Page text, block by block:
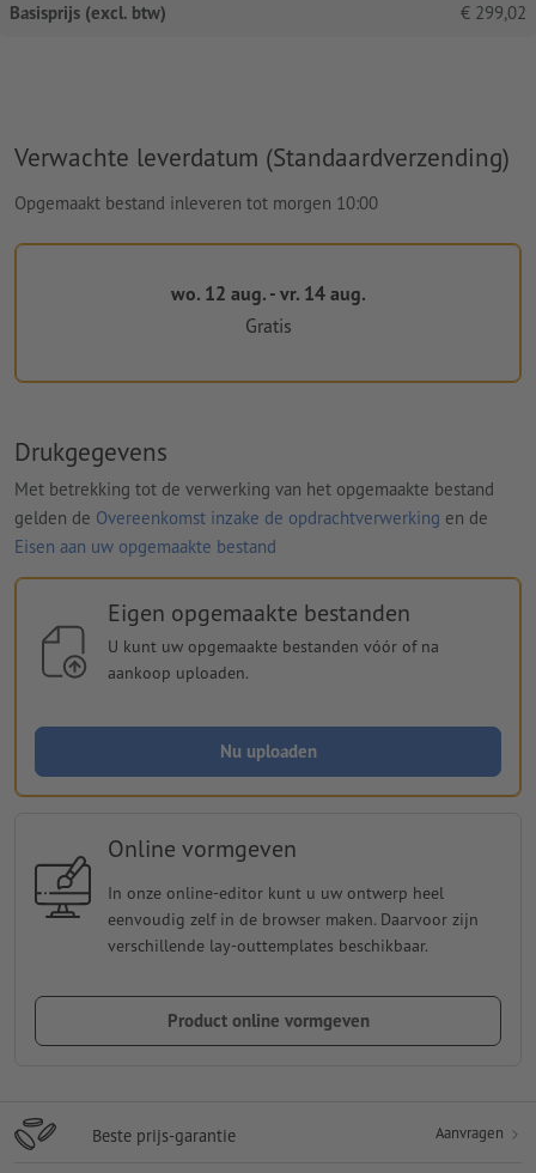
Basisprijs (excl. btw) € 299,02
Verwachte leverdatum (Standaardverzending)
Opgemaakt bestand inleveren tot morgen 10:00
wo. 12 aug. - vr. 14 aug.
Gratis
Drukgegevens
Met betrekking tot de verwerking van het opgemaakte bestand
gelden de Overeenkomst inzake de opdrachtverwerking en de
Eisen aan uw opgemaakte bestand
Eigen opgemaakte bestanden
U kunt uw opgemaakte bestanden vóór of na
aankoop uploaden.
Nu uploaden
Online vormgeven
In onze online-editor kunt u uw ontwerp heel
eenvoudig zelf in de browser maken. Daarvoor zijn
verschillende lay-outtemplates beschikbaar.
Product online vormgeven
Beste prijs-garantie Aanvragen